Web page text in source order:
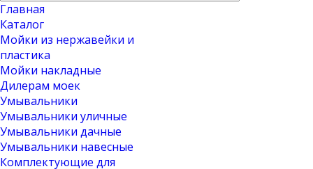
Главная
Каталог
Мойки из нержавейки и
пластика
Мойки накладные
Дилерам моек
Умывальники
Умывальники уличные
Умывальники дачные
Умывальники навесные
Комплектующие для